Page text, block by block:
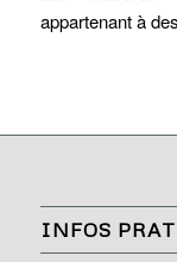
appartenant à
INFOS